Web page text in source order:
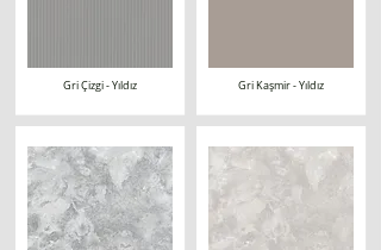
Gri Çizgi - Yıldız Gri Kaşmir - Yıldız